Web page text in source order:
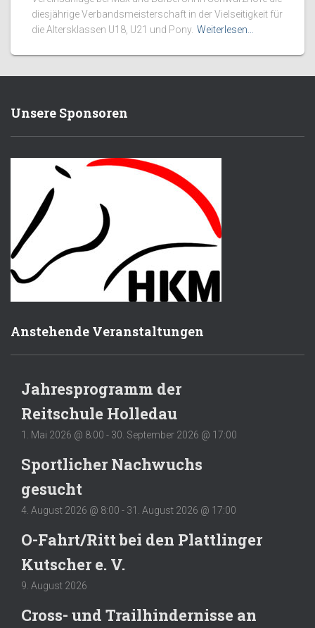
diesjährige Verbandsmeisterschaft in der Vielseitigkeit für
die Altersklassen U18, U21 und Pony. Weiterlesen…
Unsere Sponsoren
Anstehende Veranstaltungen
Jahresprogramm der
Reitschule Holledau
1. Mai 2026 @ 8:00 - 30. September 2026 @ 17:00
Sportlicher Nachwuchs
gesucht
4. August 2026 @ 8:00 - 31. August 2026 @ 17:00
O-Fahrt/Ritt bei den Plattlinger
Kutscher e. V.
9. August 2026
Cross- und Trailhindernisse an